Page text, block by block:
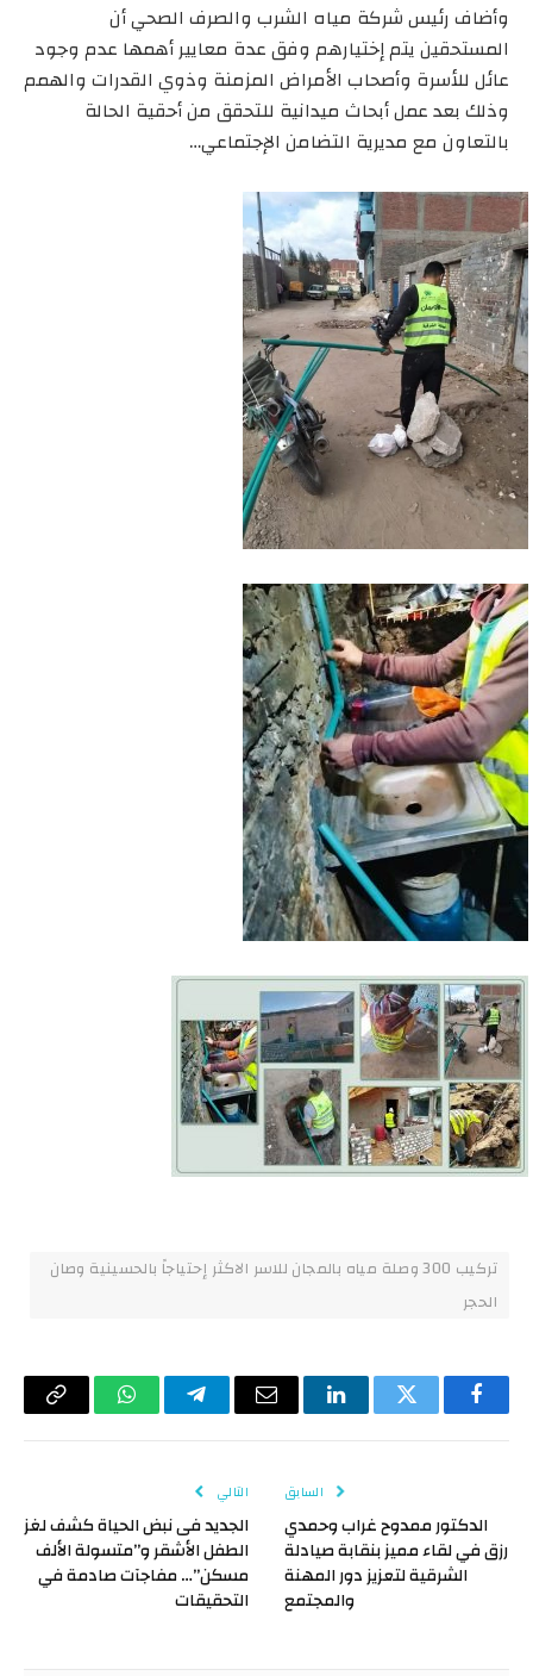
وأضاف رئيس شركة مياه الشرب والصرف الصحي أن
المستحقين يتم إختيارهم وفق عدة معايير أهمها عدم وجود
عائل للأسرة وأصحاب الأمراض المزمنة وذوي القدرات والهمم
وذلك بعد عمل أبحاث ميدانية للتحقق من أحقية الحالة
بالتعاون مع مديرية التضامن الإجتماعي…
تركيب 300 وصلة مياه بالمجان للاسر الاكثر إحتياجاً بالحسينية وصان
الحجر
فيسبوكتويتر لينكدإن البريد
تيلقرام واتسابCopy
السابق
الدكتور ممدوح غراب وحمدي
رزق في لقاء مميز بنقابة صيادلة
الشرقية لتعزيز دور المهنة
والمجتمع
التالي
الجديد فى نبض الحياة كشف لغز
الطفل الأشقر و”متسولة الألف
مسكن”… مفاجآت صادمة في
التحقيقات